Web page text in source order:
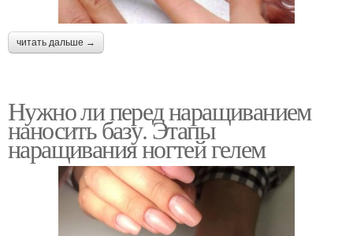
читать дальше →
Нужно ли перед наращиванием
наносить базу. Этапы
наращивания ногтей гелем